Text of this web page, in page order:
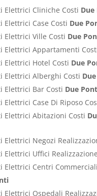
Elettrici Cliniche Costi
Elettrici Case Costi Due
Elettrici Ville Costi Due
Elettrici Appartamenti
Elettrici Hotel Costi Due
Elettrici Alberghi Costi
Elettrici Bar Costi Due
Elettrici Case Di Riposo
Elettrici Abitazioni Costi
Elettrici Negozi
Elettrici Uffici Realizzazione
Elettrici Centri
Elettrici Ospedali